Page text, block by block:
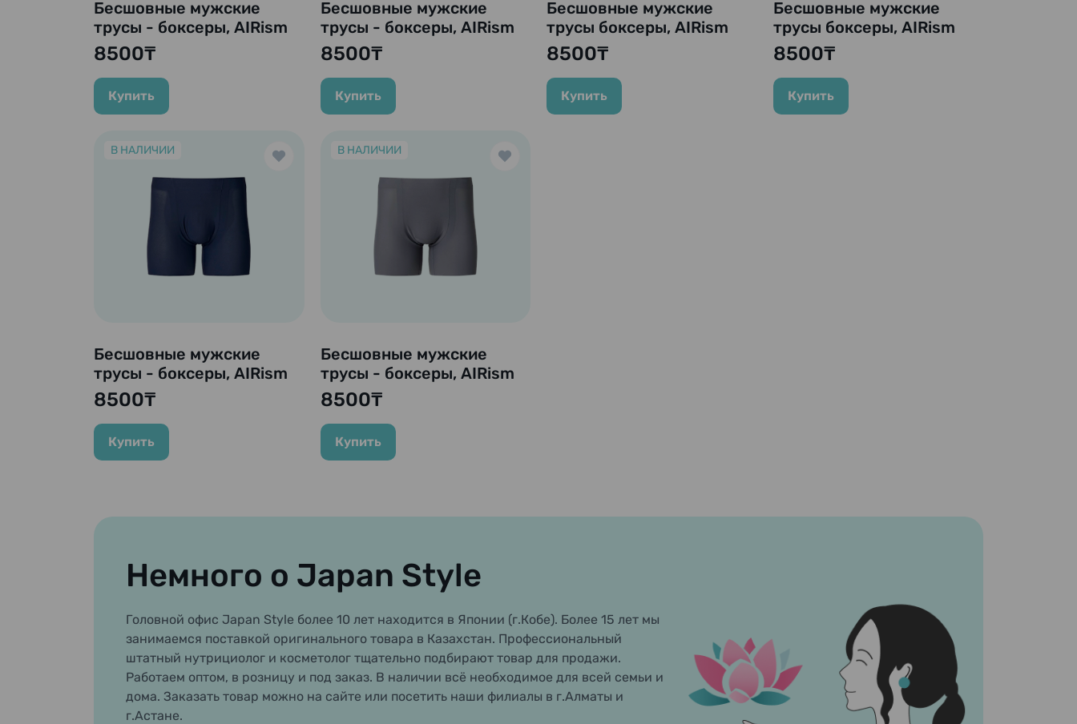
Бесшовные мужские
трусы - боксеры, AIRism
Seamless Boxer Briefs, M
(76-84 см), черный
8500₸
Купить
Бесшовные мужские
трусы - боксеры, AIRism
Seamless Boxer Briefs,
тёмно-синий
8500₸
Купить
Бесшовные мужские
трусы боксеры, AIRism
Seamless Boxer Briefs,
Gray (серый).
8500₸
Купить
Бесшовные мужские
трусы боксеры, AIRism
Seamless Boxer Briefs,
Blue (синий).
8500₸
Купить
В НАЛИЧИИ
Бесшовные мужские
трусы - боксеры, AIRism
Ultra Seamless Anti Odor
Mesh Boxer Brief, 4ХL
(116-124 см), синий
8500₸
Купить
В НАЛИЧИИ
Бесшовные мужские
трусы - боксеры, AIRism
Ultra Seamless Anti Odor
Mesh Boxer Brief, серый
8500₸
Купить
Немного о Japan Style
Головной офис Japan Style более 10 лет находится в Японии (г.Кобе). Более 15 лет мы
занимаемся поставкой оригинального товара в Казахстан. Профессиональный
штатный нутрициолог и косметолог тщательно подбирают товар для продажи.
Работаем оптом, в розницу и под заказ. В наличии всё необходимое для всей семьи и
дома. Заказать товар можно на сайте или посетить наши филиалы в г.Алматы и
г.Астане.